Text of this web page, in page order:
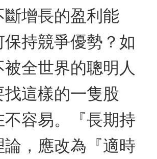
增長的盈利能
持競爭優勢？如
全世界的聰明人
這樣的一隻股
不容易。『長期持
，應改為『適時